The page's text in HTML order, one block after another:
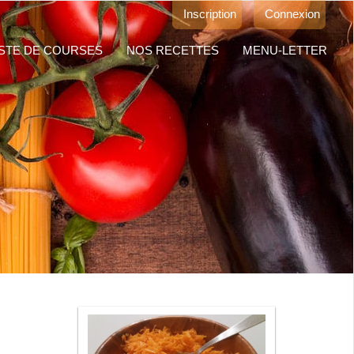
Inscription Connexion
DE COURSES NOS RECETTES MENU-LETTER